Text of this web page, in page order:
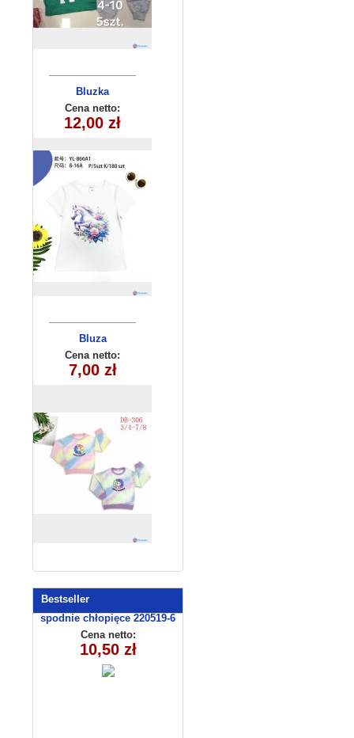
Bluzka
dziecięca
YL-866A1 (8-16)
5 szt
Cena netto:
12,00 zł
Bluza
dziecięca
290525-DB306
(3-8) 10szt
Cena netto:
7,00 zł
Bestseller
spodnie chłopięce 220519-6
(1- 4) 4 szt
Cena netto:
10,50 zł